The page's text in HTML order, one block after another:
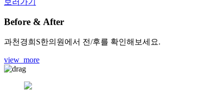
Before & After
과천경희S한의원에서 전/후를 확인해보세요.
view_more